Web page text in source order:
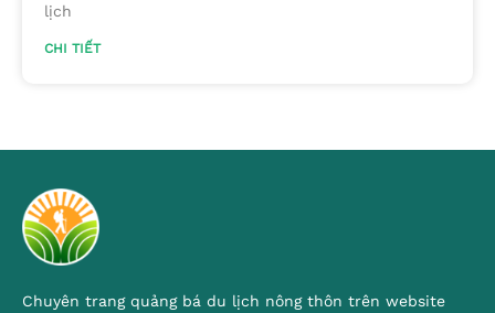
lịch
CHI TIẾT
Chuyên trang quảng bá du lịch nông thôn trên website